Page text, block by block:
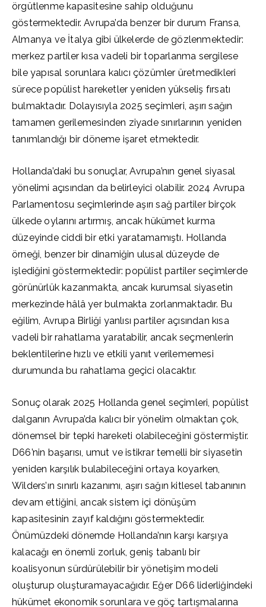
örgütlenme kapasitesine sahip olduğunu
göstermektedir. Avrupa’da benzer bir durum Fransa,
Almanya ve İtalya gibi ülkelerde de gözlenmektedir:
merkez partiler kısa vadeli bir toparlanma sergilese
bile yapısal sorunlara kalıcı çözümler üretmedikleri
sürece popülist hareketler yeniden yükseliş fırsatı
bulmaktadır. Dolayısıyla 2025 seçimleri, aşırı sağın
tamamen gerilemesinden ziyade sınırlarının yeniden
tanımlandığı bir döneme işaret etmektedir.
Hollanda’daki bu sonuçlar, Avrupa’nın genel siyasal
yönelimi açısından da belirleyici olabilir. 2024 Avrupa
Parlamentosu seçimlerinde aşırı sağ partiler birçok
ülkede oylarını artırmış, ancak hükümet kurma
düzeyinde ciddi bir etki yaratamamıştı. Hollanda
örneği, benzer bir dinamiğin ulusal düzeyde de
işlediğini göstermektedir: popülist partiler seçimlerde
görünürlük kazanmakta, ancak kurumsal siyasetin
merkezinde hâlâ yer bulmakta zorlanmaktadır. Bu
eğilim, Avrupa Birliği yanlısı partiler açısından kısa
vadeli bir rahatlama yaratabilir, ancak seçmenlerin
beklentilerine hızlı ve etkili yanıt verilememesi
durumunda bu rahatlama geçici olacaktır.
Sonuç olarak 2025 Hollanda genel seçimleri, popülist
dalganın Avrupa’da kalıcı bir yönelim olmaktan çok,
dönemsel bir tepki hareketi olabileceğini göstermiştir.
D66’nin başarısı, umut ve istikrar temelli bir siyasetin
yeniden karşılık bulabileceğini ortaya koyarken,
Wilders’ın sınırlı kazanımı, aşırı sağın kitlesel tabanının
devam ettiğini, ancak sistem içi dönüşüm
kapasitesinin zayıf kaldığını göstermektedir.
Önümüzdeki dönemde Hollanda’nın karşı karşıya
kalacağı en önemli zorluk, geniş tabanlı bir
koalisyonun sürdürülebilir bir yönetişim modeli
oluşturup oluşturamayacağıdır. Eğer D66 liderliğindeki
hükümet ekonomik sorunlara ve göç tartışmalarına